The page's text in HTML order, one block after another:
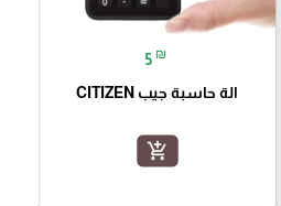
5 ₪
الة حاسبة جيب CITIZEN
add_shopping_cart